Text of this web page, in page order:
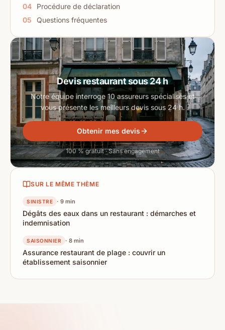
04
Procédure de déclaration
05
Questions fréquentes
Devis restaurant sous 24 h
Notre équipe interroge 10 assureurs spécialisés et
vous présente les meilleurs devis sous 24 h.
Obtenir mes devis
100 % gratuit · Sans engagement
SUR LE MÊME THÈME
SINISTRE · 9 min
Dégâts des eaux dans un restaurant : démarches et
indemnisation
SAISONNIER · 8 min
Assurance restaurant de plage : couvrir un
établissement saisonnier